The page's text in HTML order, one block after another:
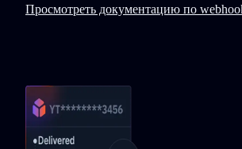
Просмотреть документацию по